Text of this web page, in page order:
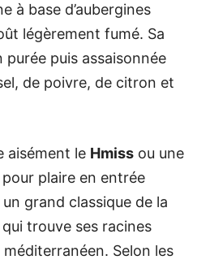
à base d’aubergines
légèrement fumé. Sa
puis assaisonnée
de poivre, de citron et
aisément le Hmiss ou une
plaire en entrée
un grand classique de la
trouve ses racines
Selon les